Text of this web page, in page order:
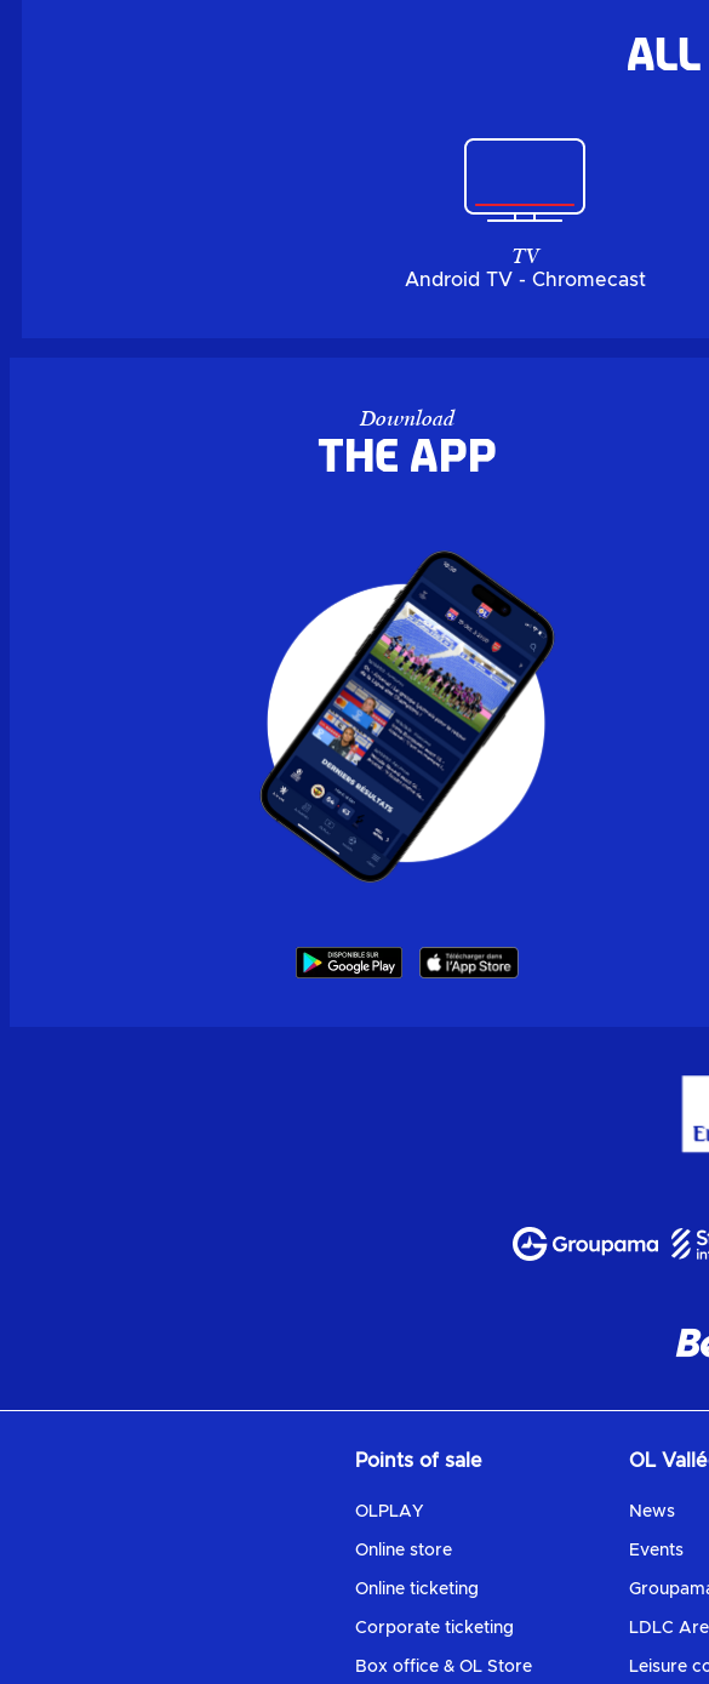
All
TV
Android TV - Chromecast
Download
the APP
Points of sale
OLPLAY
Online store
Online ticketing
Corporate ticketing
Box office & OL Store
OL
News
Events
LDLC
Leisure